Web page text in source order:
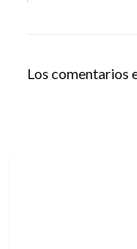
Los comentarios